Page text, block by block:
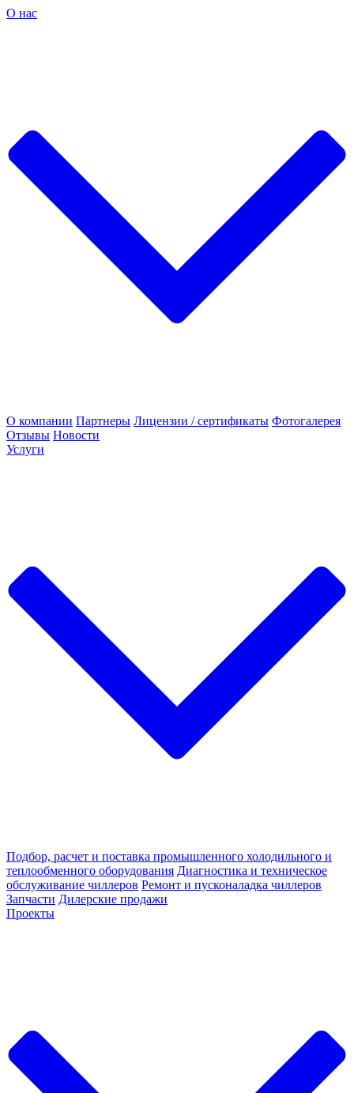
О нас
О компании Партнеры Лицензии / сертификаты Фотогалерея
Отзывы Новости
Услуги
Подбор, расчет и поставка промышленного холодильного и
теплообменного оборудования Диагностика и техническое
обслуживание чиллеров Ремонт и пусконаладка чиллеров
Запчасти Дилерские продажи
Проекты